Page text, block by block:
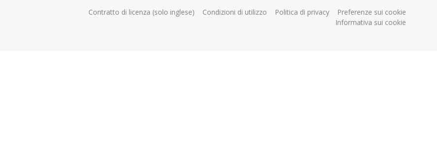
Contratto di licenza (solo inglese) Condizioni di utilizzo Politica di privacy
Preferenze sui cookie
Informativa sui cookie